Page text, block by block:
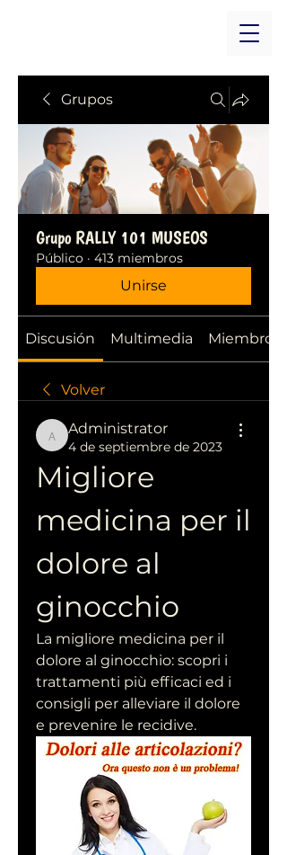
Grupos
Grupo RALLY 101 MUSEOS
Público · 413 miembros
Unirse
Discusión Multimedia Miembros
Volver
Administrator
Administrator
4 de septiembre de 2023
Migliore
medicina per il
dolore al
ginocchio
La migliore medicina per il
dolore al ginocchio: scopri i
trattamenti più efficaci ed i
consigli per alleviare il dolore
e prevenire le recidive.